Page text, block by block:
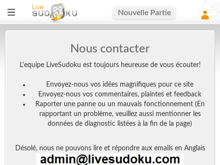
Nouvelle Partie
Nous contacter
L'equipe LiveSudoku est toujours heureuse de vous écouter!
Envoyez-nous vos idées magnifiques pour ce site
Envoyez-nous vos commentaires, plaintes et feedback
Raporter une panne ou un mauvais fonctionnement (En
rapportant un problème, veuillez aussi mentionner les
données de diagnostic listées à la fin de la page)
Désolé, nous ne pouvons lire et répondre aux emails en Anglais